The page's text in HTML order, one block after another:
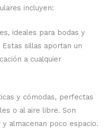
incluyen:
ideales para bodas y
sillas aportan un
a cualquier
y cómodas, perfectas
o al aire libre. Son
almacenan poco espacio.